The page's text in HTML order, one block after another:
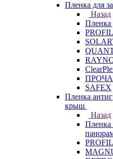
Пленка для
Назад
Пленка
SAFEX
Пленка
крыш
Назад
Пленка